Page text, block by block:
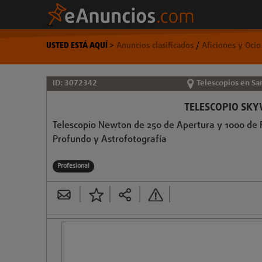
USTED ESTÁ AQUÍ> Anuncios clasificados/Aficiones y Ocio
ID: 3072342 Telescopios en
TELESCOPIO
Telescopio Newton de 250 de Apertura y 1000
Profundo y Astrofotografía
Profesional